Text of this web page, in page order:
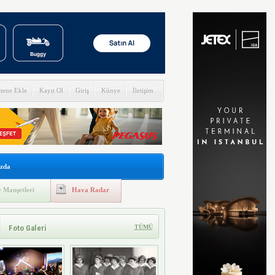
Ekle Kayıt Ol Giriş Künye İletişim
Manşetleri Hava Radar
Foto Galeri TÜMÜ